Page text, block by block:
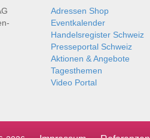
Adressen Shop
Eventkalender
Handelsregister Schweiz
Presseportal Schweiz
Aktionen & Angebote
Tagesthemen
Video Portal